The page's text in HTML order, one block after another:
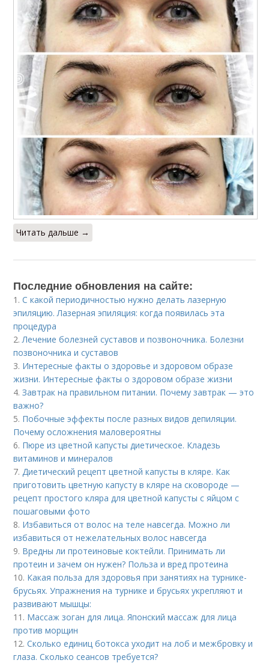
Читать дальше →
Последние обновления на сайте:
1.С какой периодичностью нужно делать лазерную
эпиляцию. Лазерная эпиляция: когда появилась эта
процедура
2.Лечение болезней суставов и позвоночника. Болезни
позвоночника и суставов
3. Интересные факты о здоровье и здоровом образе
жизни. Интересные факты о здоровом образе жизни
4.Завтрак на правильном питании. Почему завтрак — это
важно?
5. Побочные эффекты после разных видов депиляции.
Почему осложнения маловероятны
6. Пюре из цветной капусты диетическое. Кладезь
витаминов и минералов
7.Диетический рецепт цветной капусты в кляре. Как
приготовить цветную капусту в кляре на сковороде —
рецепт простого кляра для цветной капусты с яйцом с
пошаговыми фото
8. Избавиться от волос на теле навсегда. Можно ли
избавиться от нежелательных волос навсегда
9. Вредны ли протеиновые коктейли. Принимать ли
протеин и зачем он нужен? Польза и вред протеина
10. Какая польза для здоровья при занятиях на турнике-
брусьях. Упражнения на турнике и брусьях укрепляют и
развивают мышцы:
11. Массаж зоган для лица. Японский массаж для лица
против морщин
12.Сколько единиц ботокса уходит на лоб и межбровку и
глаза. Сколько сеансов требуется?